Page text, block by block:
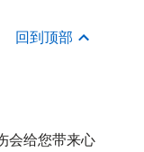
回到顶部
会给您带来心